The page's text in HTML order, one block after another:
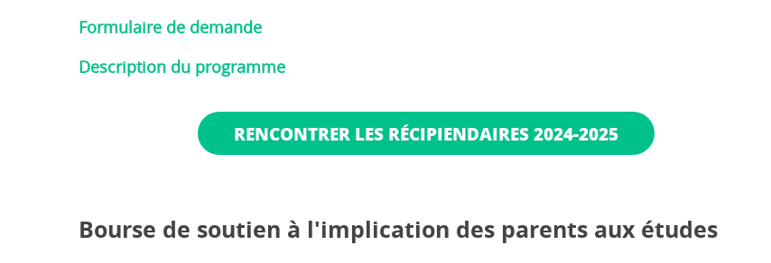
Formulaire de demande
Description du programme
RENCONTRER LES RÉCIPIENDAIRES 2024-2025
Bourse de soutien à l'implication des parents aux études